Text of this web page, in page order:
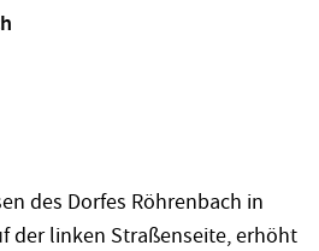
des Dorfes Röhrenbach in
der linken Straßenseite, erhöht